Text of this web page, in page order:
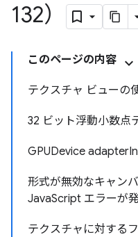
132）
このページの内容
テクスチャ ビューの
32 ビット浮動小数点
GPUDevice
形式が無効なキャン
JavaScript エラーが
テクスチャに対する